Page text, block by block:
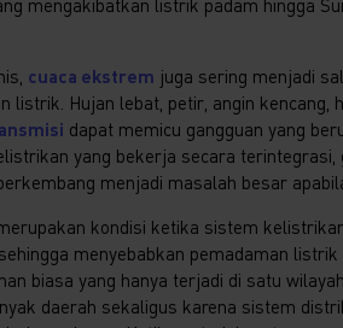
cuaca ekstrem juga sering menjadi
listrik. Hujan lebat, petir, angin kencang,
dapat memicu gangguan yang
yang bekerja secara terintegrasi,
menjadi masalah besar
kondisi ketika sistem
menyebabkan pemadaman
biasa yang hanya terjadi di satu
daerah sekaligus karena sistem